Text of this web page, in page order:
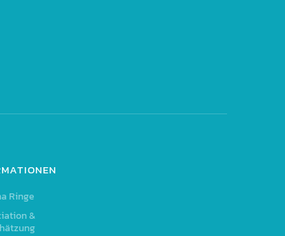
Ringe
&